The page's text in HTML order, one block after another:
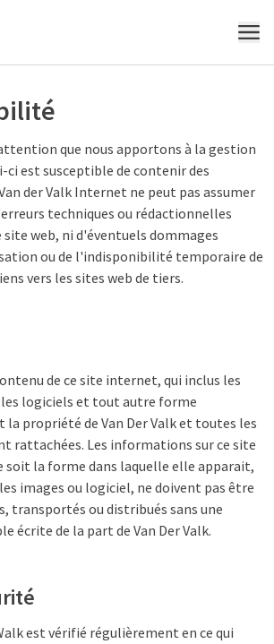
MENU
que nous apportons à la gestion
ci est susceptible de contenir des
der Valk Internet ne peut pas assumer
techniques ou rédactionnelles
site web, ni d'éventuels dommages
ou de l'indisponibilité temporaire de
vers les sites web de tiers.
de ce site internet, qui inclus les
logiciels et tout autre forme
propriété de Van Der Valk et toutes les
rattachées. Les informations sur ce site
soit la forme dans laquelle elle apparait,
images ou logiciel, ne doivent pas être
transportés ou distribués sans une
écrite de la part de Van Der Valk.
est vérifié régulièrement en ce qui